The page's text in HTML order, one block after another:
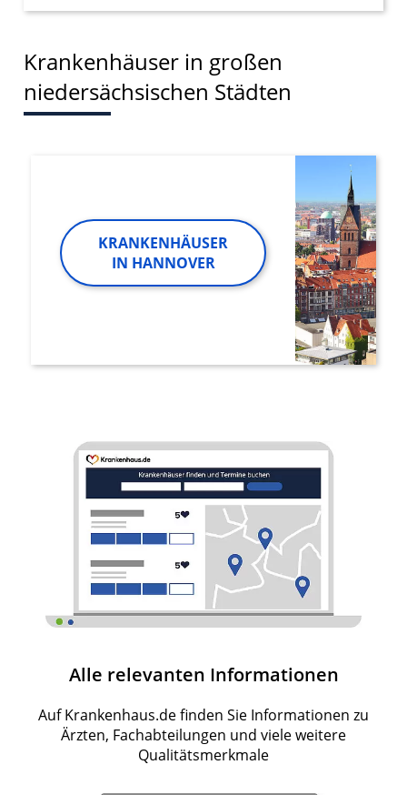
Krankenhäuser in großen
niedersächsischen Städten
KRANKENHÄUSER
IN HANNOVER
Alle relevanten Informationen
Auf Krankenhaus.de finden Sie Informationen zu
Ärzten, Fachabteilungen und viele weitere
Qualitätsmerkmale